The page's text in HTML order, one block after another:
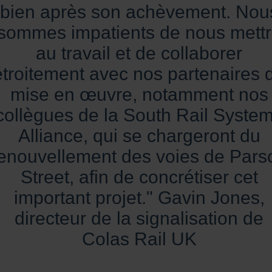
bien après son achèvement.
impatients de nous
au travail et de collaborer
avec nos partenaires
mise en œuvre, notamment nos
de la South Rail
Alliance, qui se chargeront du
des voies de
Street, afin de concrétiser cet
important projet." Gavin Jones,
directeur de la signalisation de
Colas Rail UK